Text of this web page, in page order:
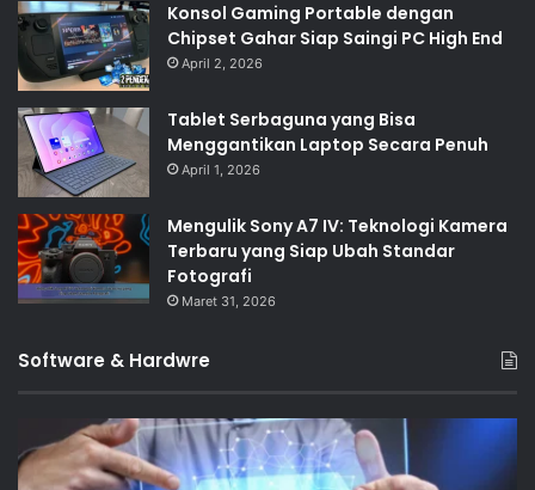
Konsol Gaming Portable dengan
Chipset Gahar Siap Saingi PC High End
April 2, 2026
Tablet Serbaguna yang Bisa
Menggantikan Laptop Secara Penuh
April 1, 2026
Mengulik Sony A7 IV: Teknologi Kamera
Terbaru yang Siap Ubah Standar
Fotografi
Maret 31, 2026
Software & Hardwre